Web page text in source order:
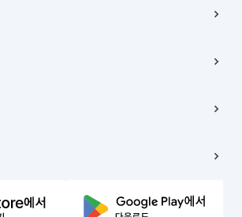
종로구 율곡로 6(중학동, 트윈트리빌딩) B동 5층
종로구 수송동 율곡로 24, 7층, 8층 미소
관한 의무와 책임은 거래당사자에게 있습니다.
Inc. All Rights Reserved.